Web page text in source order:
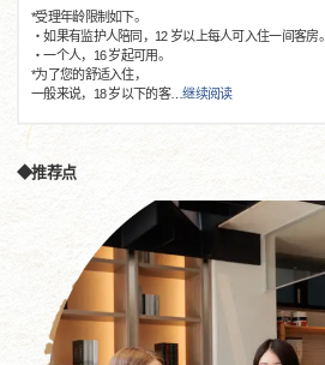
*受理年龄限制如下。
・如果有监护人陪同，12 岁以上每人可入住一间客房。
・一个人，16 岁起可用。
*为了您的舒适入住，
一般来说，18 岁以下的客…继续阅读
◆推荐点